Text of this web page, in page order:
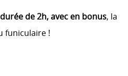
de 2h, avec en bonus, la
funiculaire !